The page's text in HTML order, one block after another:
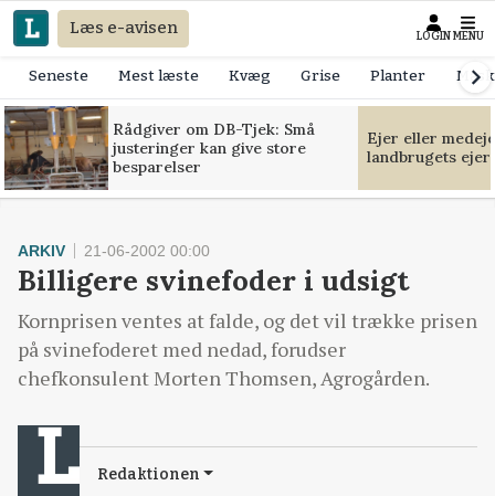
Læs e-avisen LOGIN MENU
Seneste Mest læste Kvæg Grise Planter
Rådgiver om DB-Tjek: Små
justeringer kan give store
besparelser
Ejer eller
landbrugets
ARKIV 21-06-2002 00:00
Billigere svinefoder i udsigt
Kornprisen ventes at falde, og det vil trække prisen
på svinefoderet med nedad, forudser
chefkonsulent Morten Thomsen, Agrogården.
Redaktionen